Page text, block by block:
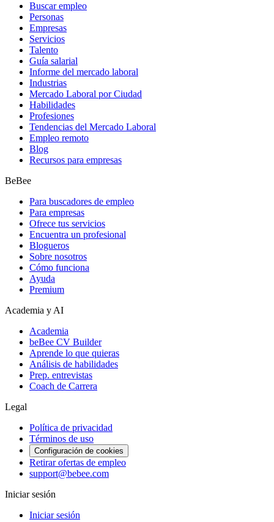
Buscar empleo
Personas
Empresas
Servicios
Talento
Guía salarial
Informe del mercado laboral
Industrias
Mercado Laboral por Ciudad
Habilidades
Profesiones
Tendencias del Mercado Laboral
Empleo remoto
Blog
Recursos para empresas
BeBee
Para buscadores de empleo
Para empresas
Ofrece tus servicios
Encuentra un profesional
Blogueros
Sobre nosotros
Cómo funciona
Ayuda
Premium
Academia y AI
Academia
beBee CV Builder
Aprende lo que quieras
Análisis de habilidades
Prep. entrevistas
Coach de Carrera
Legal
Política de privacidad
Términos de uso
Configuración de cookies
Retirar ofertas de empleo
support@bebee.com
Iniciar sesión
Iniciar sesión